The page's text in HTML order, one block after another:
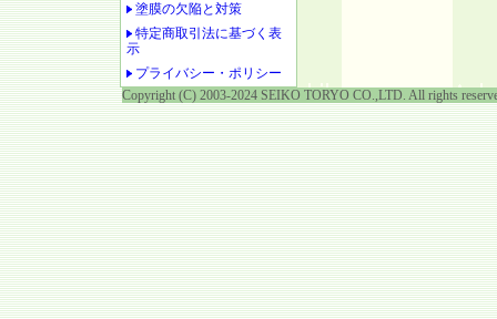
塗膜の欠陥と対策
特定商取引法に基づく表
示
プライバシー・ポリシー
Copyright (C) 2003-2024 SEIKO TORYO CO.,LTD. All rights